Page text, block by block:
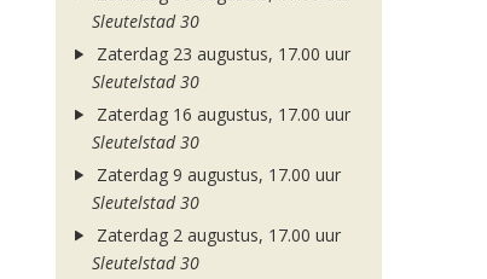
Sleutelstad 30
Zaterdag 23 augustus, 17.00 uur
Sleutelstad 30
Zaterdag 16 augustus, 17.00 uur
Sleutelstad 30
Zaterdag 9 augustus, 17.00 uur
Sleutelstad 30
Zaterdag 2 augustus, 17.00 uur
Sleutelstad 30